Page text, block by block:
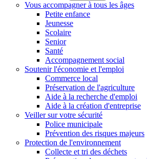
Vous accompagner à tous les âges
Petite enfance
Jeunesse
Scolaire
Senior
Santé
Accompagnement social
Soutenir l'économie et l'emploi
Commerce local
Préservation de l'agriculture
Aide à la recherche d'emploi
Aide à la création d'entreprise
Veiller sur votre sécurité
Police municipale
Prévention des risques majeurs
Protection de l'environnement
Collecte et tri des déchets